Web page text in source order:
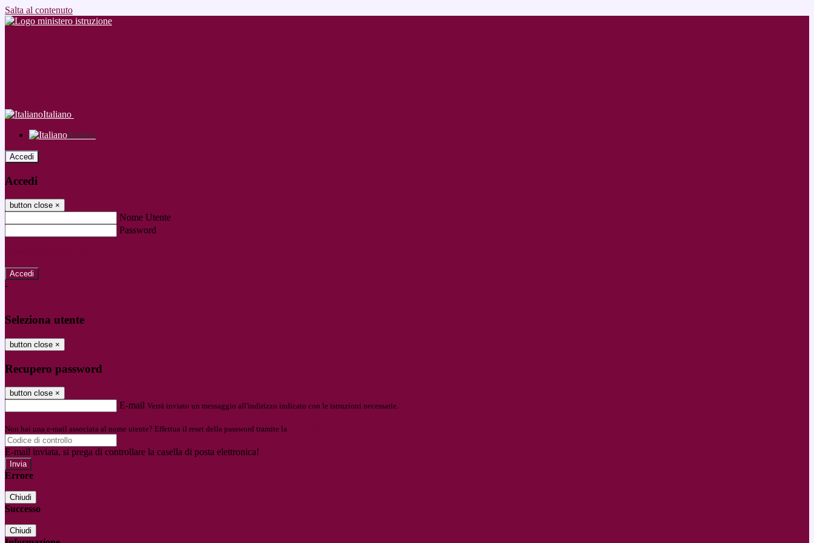
Salta al contenuto
Italiano
Italiano
Accedi
Accedi
button close ×
Nome Utente
Password
-
Seleziona utente
button close ×
Recupero password
button close ×
E-mail Verrà inviato un messaggio all'indirizzo indicato con le istruzioni necessarie.
Non hai una e-mail associata al nome utente? Effettua il reset della password tramite la
E-mail inviata, si prega di controllare la casella di posta elettronica!
Errore
Chiudi
Successo
Chiudi